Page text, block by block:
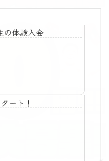
の体験入会
ート！